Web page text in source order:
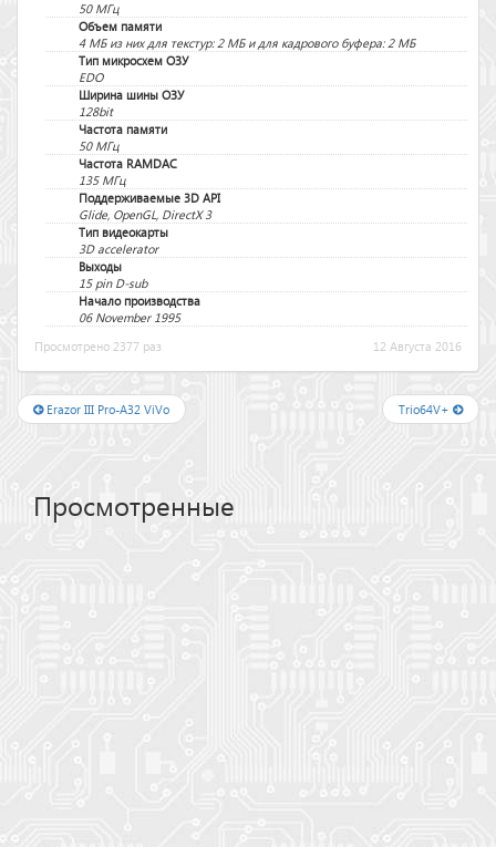
50 МГц
Объем памяти
4 МБ из них для текстур: 2 МБ и для кадрового буфера: 2 МБ
Тип микросхем ОЗУ
EDO
Ширина шины ОЗУ
128bit
Частота памяти
50 МГц
Частота RAMDAC
135 МГц
Поддерживаемые 3D API
Glide, OpenGL, DirectX 3
Тип видеокарты
3D accelerator
Выходы
15 pin D-sub
Начало производства
06 November 1995
Просмотрено 2377 раз
12 Августа 2016
Erazor III Pro-A32 ViVo Trio64V+
Просмотренные